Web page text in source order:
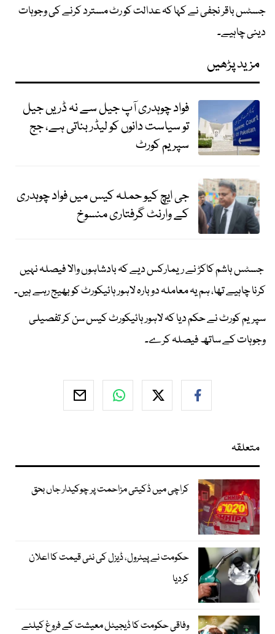
جسٹس باقر نجفی نے کہا کہ عدالت کو رٹ مسترد کرنے کی وجوہات
دینی چاہیے۔
مزید پڑھیں
فواد چوہدری آپ جیل سے نہ ڈریں جیل
تو سیاست دانوں کو لیڈر بناتی ہے، جج
سپریم کورٹ
جی ایچ کیو حملہ کیس میں فواد چوہدری
کے وارنٹ گرفتاری منسوخ
جسٹس ہاشم کاکڑ نے ریمارکس دیے کہ بادشاہوں والا فیصلہ نہیں
کرنا چاہیے تھا، ہم یہ معاملہ دوبارہ لاہور ہائیکورٹ کو بھیج رہے ہیں۔
سپریم کورٹ نے حکم دیا کہ لاہور ہائیکورٹ کیس سن کر تفصیلی
وجوہات کے ساتھ فیصلہ کرے۔
متعلقہ
کراچی میں ڈکیتی مزاحمت پر چوکیدار جاں بحق
حکومت نے پیٹرول، ڈیزل کی نئی قیمت کا اعلان
کردیا
وفاقی حکومت کا ڈیجیٹل معیشت کے فروغ کیلئے